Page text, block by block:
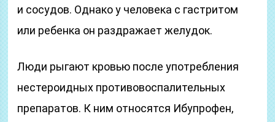
и сосудов. Однако у человека с гастритом
или ребенка он раздражает желудок.
Люди рыгают кровью после употребления
нестероидных противовоспалительных
препаратов. К ним относятся Ибупрофен,